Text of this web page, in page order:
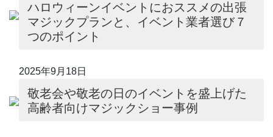
ハロウィーンイベントにおススメの出張
マジックプランと、イベント業者選び７
つのポイント
2025年9月18日
敬老会や敬老の日のイベントを盛上げた
高齢者向けマジックショー事例